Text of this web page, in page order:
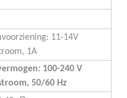
11-14V
1A
100-240 V
50/60 Hz